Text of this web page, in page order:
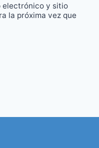
electrónico y sitio
la próxima vez que